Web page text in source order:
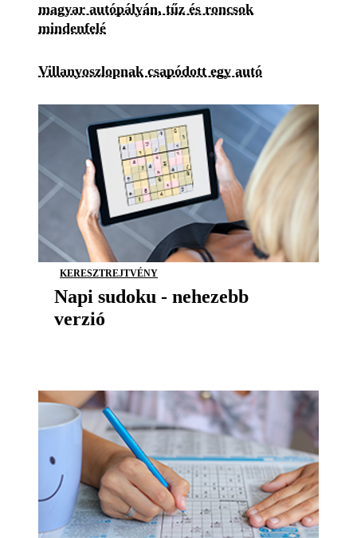
magyar autópályán, tűz és roncsok
mindenfelé
Villanyoszlopnak csapódott egy autó
KERESZTREJTVÉNY
Napi sudoku - nehezebb
verzió